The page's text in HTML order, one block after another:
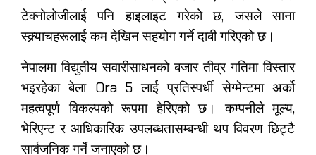
टेक्नोलोजीलाई पनि हाइलाइट गरेको छ, जसले साना
स्क्र्याचहरूलाई कम देखिन सहयोग गर्ने दाबी गरिएको छ।
नेपालमा विद्युतीय सवारीसाधनको बजार तीव्र गतिमा विस्तार
भइरहेका बेला Ora 5 लाई प्रतिस्पर्धी सेग्मेन्टमा अर्को
महत्वपूर्ण विकल्पको रूपमा हेरिएको छ। कम्पनीले मूल्य,
भेरिएन्ट र आधिकारिक उपलब्धतासम्बन्धी थप विवरण छिट्टै
सार्वजनिक गर्ने जनाएको छ।